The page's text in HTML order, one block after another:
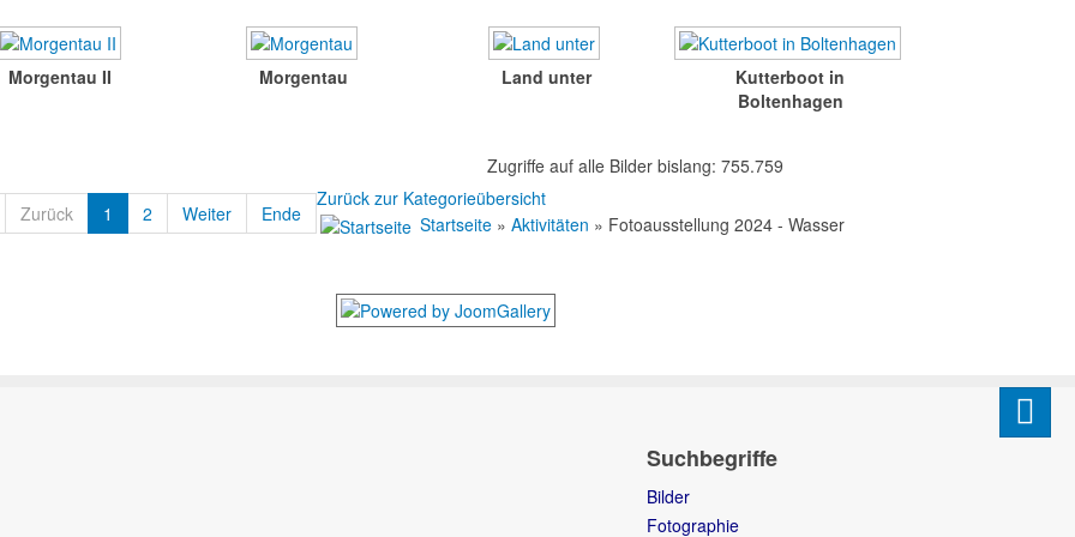
Morgentau II Morgentau Land unter
Kutterboot in
Boltenhagen
Zurück 1 2 Weiter Ende
Zugriffe auf alle Bilder bislang: 755.759
Zurück zur Kategorieübersicht
Startseite » Aktivitäten » Fotoausstellung 2024 - Wasser
Suchbegriffe
Bilder
Fotographie